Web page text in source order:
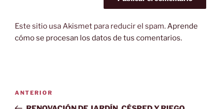
Este sitio usa Akismet para reducir el spam.Aprende
cómo se procesan los datos de tus comentarios.
Navegación
Entrada
anterior:
ANTERIOR